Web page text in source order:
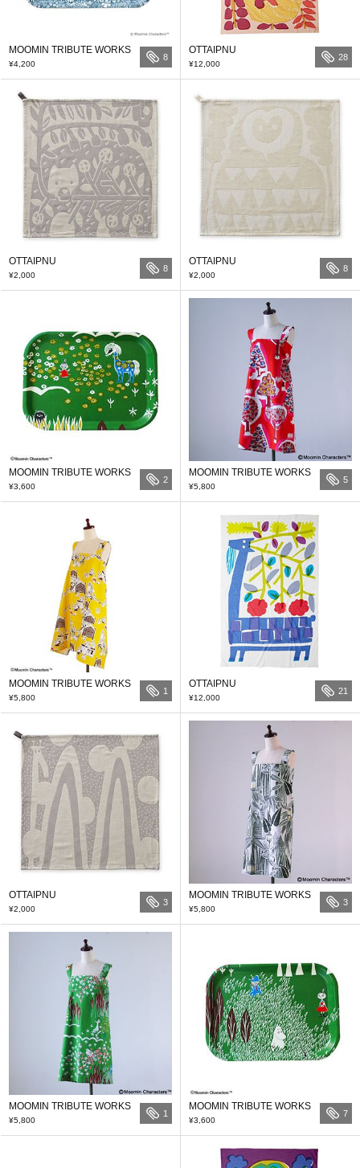
MOOMIN TRIBUTE WORKS
¥4,200
8
OTTAIPNU
¥12,000
28
OTTAIPNU
¥2,000
8
OTTAIPNU
¥2,000
8
MOOMIN TRIBUTE WORKS
¥3,600
2
MOOMIN TRIBUTE WORKS
¥5,800
5
MOOMIN TRIBUTE WORKS
¥5,800
1
OTTAIPNU
¥12,000
21
OTTAIPNU
¥2,000
3
MOOMIN TRIBUTE WORKS
¥5,800
3
MOOMIN TRIBUTE WORKS
¥5,800
1
MOOMIN TRIBUTE WORKS
¥3,600
7